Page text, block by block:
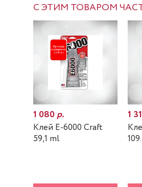
С ЭТИМ ТОВАРОМ
1 080р.
Клей E-6000 Craft
59,1 ml
1